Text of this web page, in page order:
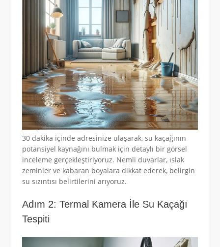
30 dakika içinde adresinize ulaşarak, su kaçağının
potansiyel kaynağını bulmak için detaylı bir görsel
inceleme gerçekleştiriyoruz. Nemli duvarlar, ıslak
zeminler ve kabaran boyalara dikkat ederek, belirgin
su sızıntısı belirtilerini arıyoruz.
Adım 2: Termal Kamera İle Su Kaçağı
Tespiti